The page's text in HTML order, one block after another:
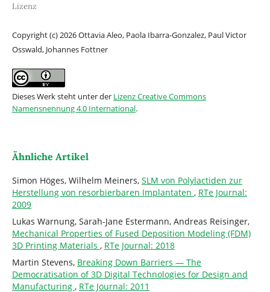
Lizenz
Copyright (c) 2026 Ottavia Aleo, Paola Ibarra-Gonzalez, Paul Victor
Osswald, Johannes Fottner
Dieses Werk steht unter der Lizenz Creative Commons
Namensnennung 4.0 International.
Ähnliche Artikel
Simon Höges, Wilhelm Meiners, SLM von Polylactiden zur
Herstellung von resorbierbaren Implantaten , RTe Journal:
2009
Lukas Warnung, Sarah-Jane Estermann, Andreas Reisinger,
Mechanical Properties of Fused Deposition Modeling (FDM)
3D Printing Materials , RTe Journal: 2018
Martin Stevens, Breaking Down Barriers — The
Democratisation of 3D Digital Technologies for Design and
Manufacturing , RTe Journal: 2011